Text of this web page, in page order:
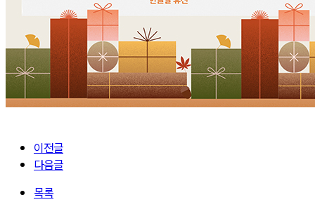
이전글
다음글
목록